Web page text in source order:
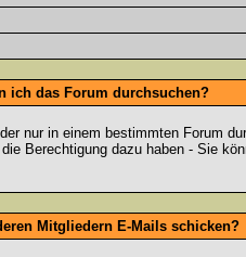
ich das Forum durchsuchen?
nur in einem bestimmten Forum
Berechtigung dazu haben - Sie
Mitgliedern E-Mails schicken?